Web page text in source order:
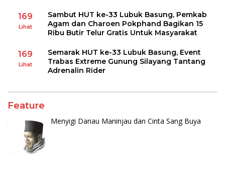
169
Lihat
Sambut HUT ke-33 Lubuk Basung, Pemkab
Agam dan Charoen Pokphand Bagikan 15
Ribu Butir Telur Gratis Untuk Masyarakat
169
Lihat
Semarak HUT ke-33 Lubuk Basung, Event
Trabas Extreme Gunung Silayang Tantang
Adrenalin Rider
Feature
Menyigi Danau Maninjau dan Cinta Sang Buya